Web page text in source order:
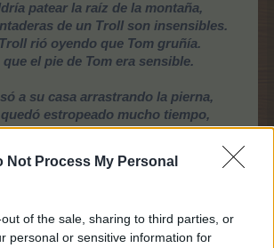
Not Process My Personal
of the sale, sharing to third parties, or
personal or sensitive information for
patear la raíz de la montaña,
de un Troll son insensibles.
rió oyendo que Tom gruñía.
que el pie de Tom era sensible.
a su casa arrastrando la pierna,
estropeado mucho tiempo,
no le importa, y está siempre allí
del Troll son siempre las mismas,